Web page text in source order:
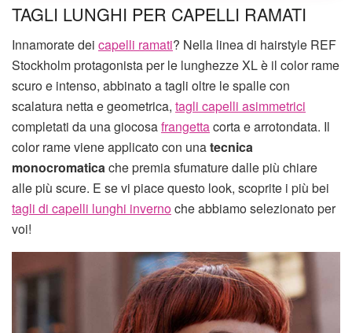
TAGLI LUNGHI PER CAPELLI RAMATI
Innamorate dei capelli ramati? Nella linea di hairstyle REF
Stockholm protagonista per le lunghezze XL è il color rame
scuro e intenso, abbinato a tagli oltre le spalle con
scalatura netta e geometrica, tagli capelli asimmetrici
completati da una giocosafrangettacorta e arrotondata. Il
color rame viene applicato con unatecnica
monocromaticache premia sfumature dalle più chiare
alle più scure. E se vi piace questo look, scoprite i più bei
tagli di capelli lunghi invernoche abbiamo selezionato per
voi!